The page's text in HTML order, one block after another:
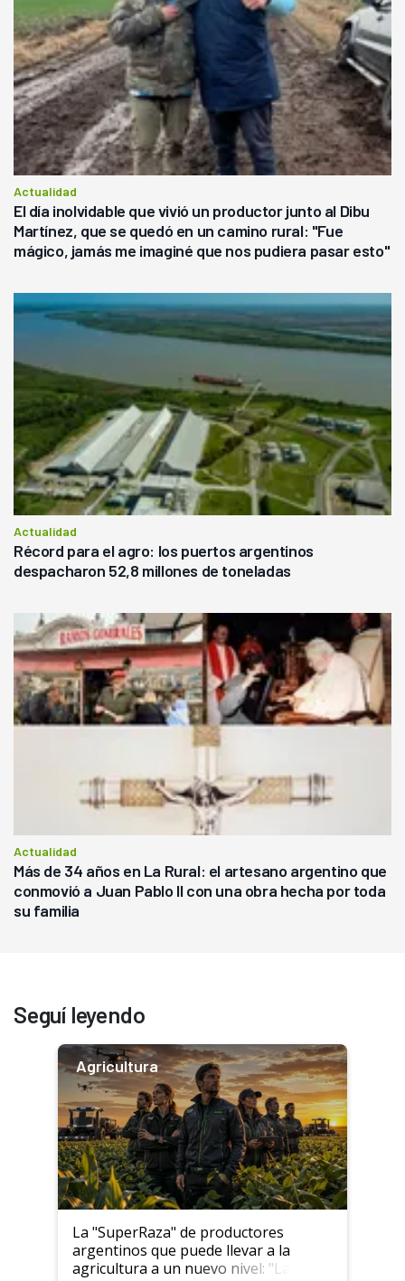
Actualidad
El día inolvidable que vivió un productor junto al Dibu
Martínez, que se quedó en un camino rural: "Fue
mágico, jamás me imaginé que nos pudiera pasar esto"
Actualidad
Récord para el agro: los puertos argentinos
despacharon 52,8 millones de toneladas
Actualidad
Más de 34 años en La Rural: el artesano argentino que
conmovió a Juan Pablo II con una obra hecha por toda
su familia
Seguí leyendo
Agricultura
La "SuperRaza" de productores
argentinos que puede llevar a la
agricultura a un nuevo nivel: "Las